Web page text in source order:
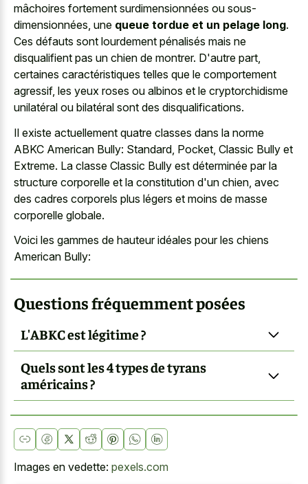
mâchoires fortement surdimensionnées ou sous-
dimensionnées, une queue tordue et un pelage long.
Ces défauts sont lourdement pénalisés mais ne
disqualifient pas un chien de montrer. D'autre part,
certaines caractéristiques telles que le comportement
agressif, les yeux roses ou albinos et le cryptorchidisme
unilatéral ou bilatéral sont des disqualifications.
Il existe actuellement quatre classes dans la norme
ABKC American Bully: Standard, Pocket, Classic Bully et
Extreme. La classe Classic Bully est déterminée par la
structure corporelle et la constitution d'un chien, avec
des cadres corporels plus légers et moins de masse
corporelle globale.
Voici les gammes de hauteur idéales pour les chiens
American Bully:
Questions fréquemment posées
L'ABKC est légitime ?
Quels sont les 4 types de tyrans
américains ?
Images en vedette: pexels.com